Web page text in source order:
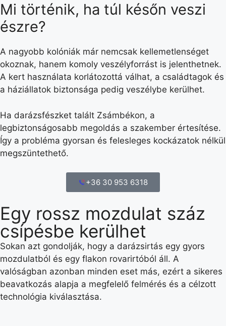
Mi történik, ha túl későn veszi
észre?
A nagyobb kolóniák már nemcsak kellemetlenséget
okoznak, hanem komoly veszélyforrást is jelenthetnek.
A kert használata korlátozottá válhat, a családtagok és
a háziállatok biztonsága pedig veszélybe kerülhet.
Ha darázsfészket talált Zsámbékon, a
legbiztonságosabb megoldás a szakember értesítése.
Így a probléma gyorsan és felesleges kockázatok nélkül
megszüntethető.
+36 30 953 6318
Egy rossz mozdulat száz
csípésbe kerülhet
Sokan azt gondolják, hogy a darázsirtás egy gyors
mozdulatból és egy flakon rovarirtóból áll. A
valóságban azonban minden eset más, ezért a sikeres
beavatkozás alapja a megfelelő felmérés és a célzott
technológia kiválasztása.